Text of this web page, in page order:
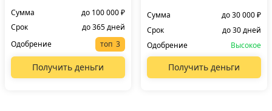
Сумма
до 100 000 ₽
Срок
до 365 дней
Одобрение
топ
Получить деньги
Сумма
до 30 000 ₽
Срок
до 30 дней
Одобрение
Высокое
Получить деньги